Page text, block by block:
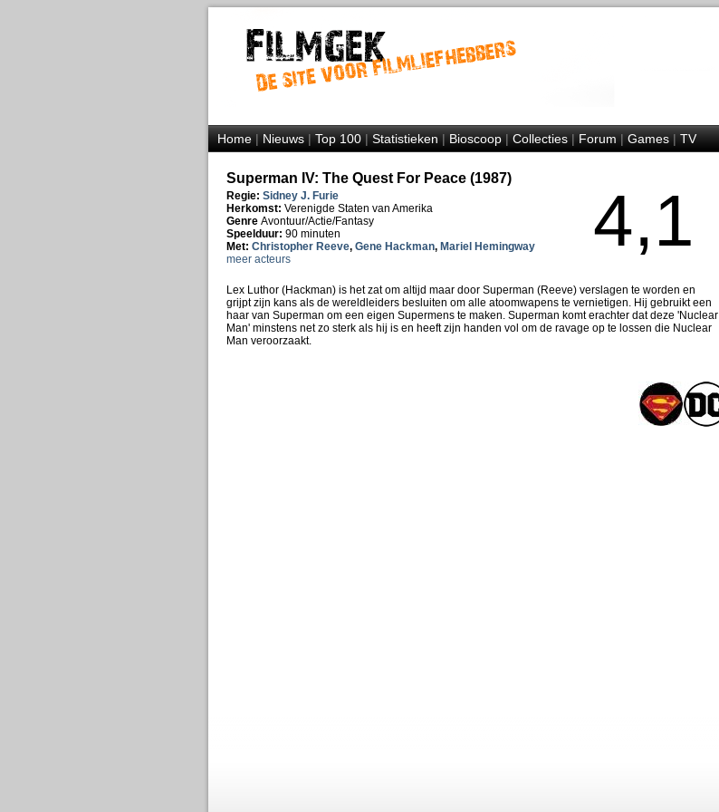
Home|Nieuws|Top 100|Statistieken|Bioscoop|Collecties|Forum|Games|TV
Superman IV: The Quest For Peace (1987)
Regie: Sidney J. Furie
Herkomst: Verenigde Staten van Amerika
Genre Avontuur/Actie/Fantasy
Speelduur: 90 minuten
Met: Christopher Reeve, Gene Hackman, Mariel Hemingway
meer acteurs
4,1
Lex Luthor (Hackman) is het zat om altijd maar door Superman (Reeve) verslagen te worden en
grijpt zijn kans als de wereldleiders besluiten om alle atoomwapens te vernietigen. Hij gebruikt een
haar van Superman om een eigen Supermens te maken. Superman komt erachter dat deze 'Nuclear
Man' minstens net zo sterk als hij is en heeft zijn handen vol om de ravage op te lossen die Nuclear
Man veroorzaakt.